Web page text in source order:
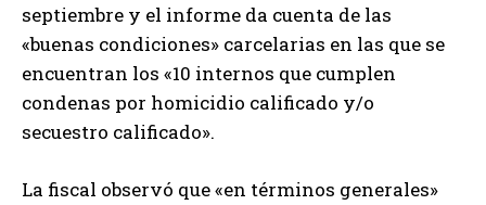
septiembre y el informe da cuenta de las
«buenas condiciones» carcelarias en las que se
encuentran los «10 internos que cumplen
condenas por homicidio calificado y/o
secuestro calificado».
La fiscal observó que «en términos generales»